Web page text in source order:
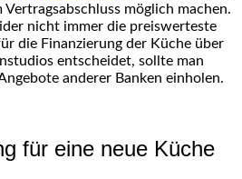
möglich machen.
nicht immer die preiswerteste
die Finanzierung der Küche über
entscheidet, sollte man
anderer Banken einholen.
für eine neue Küche